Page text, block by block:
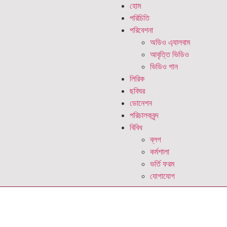
হোম
পরিচিতি
পরিবেশনা
অডিও এ্যালবাম
আবৃত্তি ভিডিও
ভিডিও গান
লিরিক
ছবিঘর
ডোনেশন
পরিচালকবৃন্দ
বিবিধ
ব্লগ
কর্মশালা
ভর্তি ফরম
যোগাযোগ